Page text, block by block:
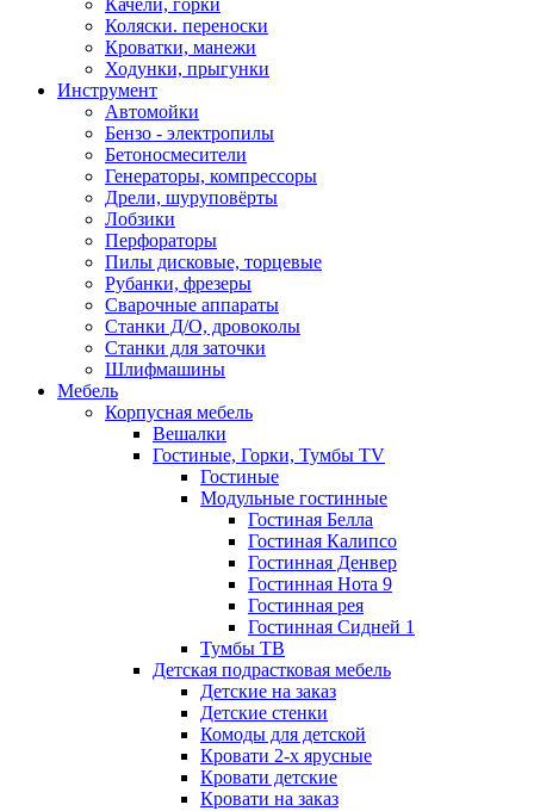
Качели, горки
Коляски. переноски
Кроватки, манежи
Ходунки, прыгунки
Инструмент
Автомойки
Бензо - электропилы
Бетоносмесители
Генераторы, компрессоры
Дрели, шуруповёрты
Лобзики
Перфораторы
Пилы дисковые, торцевые
Рубанки, фрезеры
Сварочные аппараты
Станки Д/О, дровоколы
Станки для заточки
Шлифмашины
Мебель
Корпусная мебель
Вешалки
Гостиные, Горки, Тумбы TV
Гостиные
Модульные гостинные
Гостиная Белла
Гостиная Калипсо
Гостинная Денвер
Гостинная Нота 9
Гостинная рея
Гостинная Сидней 1
Тумбы ТВ
Детская подрастковая мебель
Детские на заказ
Детские стенки
Комоды для детской
Кровати 2-х ярусные
Кровати детские
Кровати на заказ